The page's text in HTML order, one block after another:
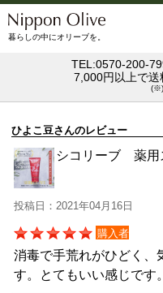
暮らしの中にオリーブを。
TEL:0570-200-
7,000円以上で
(※)
ひよこ豆さんのレビュー
シコリーブ 薬用
投稿日：2021年04月16日
購入者
消毒で手荒れがひどく、
す。とてもいい感じです。